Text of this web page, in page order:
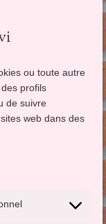
ou toute autre
profils
de suivre
web dans des